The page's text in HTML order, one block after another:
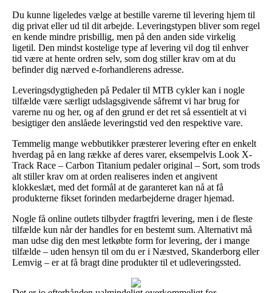
Du kunne ligeledes vælge at bestille varerne til levering hjem til
dig privat eller ud til dit arbejde. Leveringstypen bliver som regel
en kende mindre prisbillig, men på den anden side virkelig
ligetil. Den mindst kostelige type af levering vil dog til enhver
tid være at hente ordren selv, som dog stiller krav om at du
befinder dig nærved e-forhandlerens adresse.
Leveringsdygtigheden på Pedaler til MTB cykler kan i nogle
tilfælde være særligt udslagsgivende såfremt vi har brug for
varerne nu og her, og af den grund er det ret så essentielt at vi
besigtiger den anslåede leveringstid ved den respektive vare.
Temmelig mange webbutikker præsterer levering efter en enkelt
hverdag på en lang række af deres varer, eksempelvis Look X-
Track Race – Carbon Titanium pedaler original – Sort, som trods
alt stiller krav om at orden realiseres inden et angivent
klokkeslæt, med det formål at de garanteret kan nå at få
produkterne fikset forinden medarbejderne drager hjemad.
Nogle få online outlets tilbyder fragtfri levering, men i de fleste
tilfælde kun når der handles for en bestemt sum. Alternativt må
man udse dig den mest letkøbte form for levering, der i mange
tilfælde – uden hensyn til om du er i Næstved, Skanderborg eller
Lemvig – er at få bragt dine produkter til et udleveringssted.